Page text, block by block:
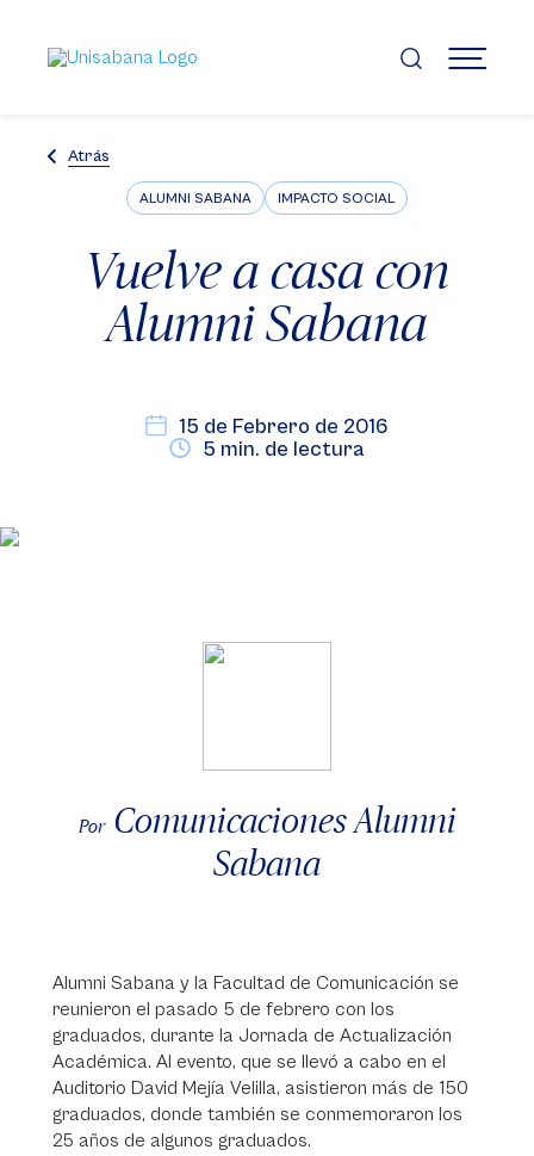
contenido
principal
MENÚ
Atrás
ALUMNI SABANA IMPACTO SOCIAL
Vuelve a casa con
Alumni Sabana
15 de Febrero de 2016
5 min. de lectura
Por Comunicaciones Alumni
Sabana
Alumni Sabana y la Facultad de Comunicación se
reunieron el pasado 5 de febrero con los
graduados, durante la Jornada de Actualización
Académica. Al evento, que se llevó a cabo en el
Auditorio David Mejía Velilla, asistieron más de 150
graduados, donde también se conmemoraron los
25 años de algunos graduados.